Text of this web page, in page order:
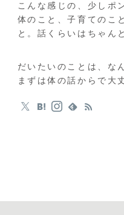
こんな感じの、少しポ
体のこと、子育てのこ
と。話くらいはちゃん
だいたいのことは、な
まずは体の話からで大